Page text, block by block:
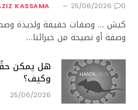
KASSAMA 25/06/2026 0
كيش … وصفات خفيفة ولذيذة
وصفة أو نصيحة من خبرائنا…
هل يمكن
وكيف؟
25/06/2026